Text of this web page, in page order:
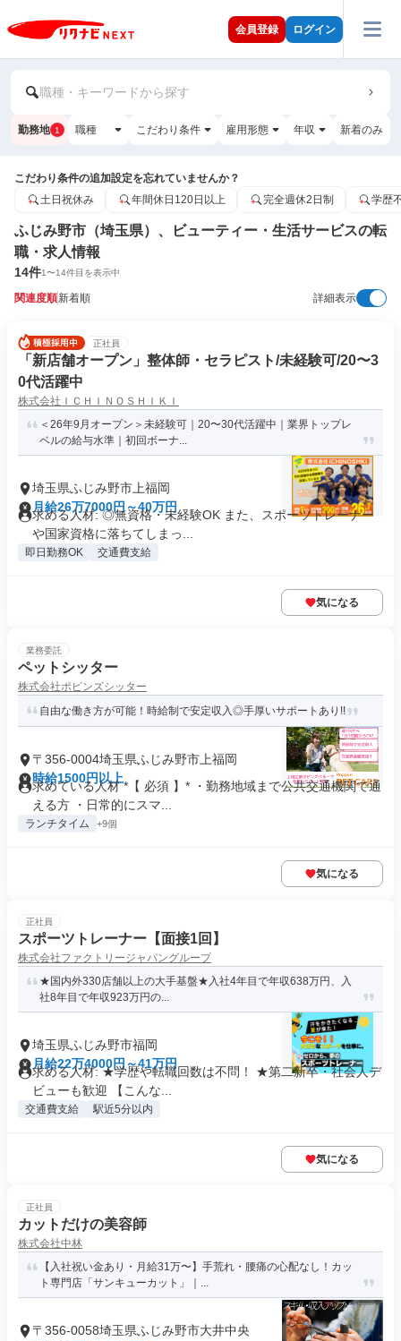
会員登録 ログイン
職種・キーワードから探す
勤務地 1 職種 こだわり条件 雇用形態 年収 新着のみ
こだわり条件の追加設定を忘れていませんか？
土日祝休み
年間休日120日以上 完全週休2日制 学歴
ふじみ野市（埼玉県）、ビューティー・生活サービスの転
職・求人情報
14件1〜14件目を表示中
関連度順新着順 詳細表示
正社員
「新店舗オープン」整体師・セラピスト/未経験可/20〜3
0代活躍中
株式会社ＩＣＨＩＮＯＳＨＩＫＩ
＜26年9月オープン＞未経験可｜20〜30代活躍中｜業界トップレ
ベルの給与水準｜初回ボーナ...
埼玉県ふじみ野市上福岡
月給26万7000円～40万円
求める人材: ◎無資格・未経験OK また、スポーツトレーナー
や国家資格に落ちてしまっ...
即日勤務OK 交通費支給
気になる
業務委託
ペットシッター
株式会社ポピンズシッター
自由な働き方が可能！時給制で安定収入◎手厚いサポートあり!!
〒356-0004埼玉県ふじみ野市上福岡
時給1500円以上
求めている人材 *【 必須 】* ・勤務地域まで公共交通機関で通
える方 ・日常的にスマ...
ランチタイム +9個
気になる
正社員
スポーツトレーナー【面接1回】
株式会社ファクトリージャパングループ
★国内外330店舗以上の大手基盤★入社4年目で年収638万円、入
社8年目で年収923万円の...
埼玉県ふじみ野市福岡
月給22万4000円～41万円
求める人材: ★学歴や転職回数は不問！ ★第二新卒・社会人デ
ビューも歓迎 【こんな...
交通費支給 駅近5分以内
気になる
正社員
カットだけの美容師
株式会社中林
【入社祝い金あり・月給31万〜】手荒れ・腰痛の心配なし！カッ
ト専門店「サンキューカット」｜...
〒356-0058埼玉県ふじみ野市大井中央